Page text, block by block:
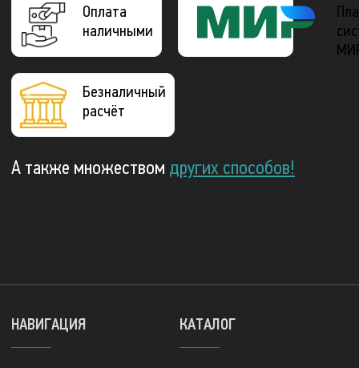
Оплата
наличными
Безналичный
расчёт
А также множеством других способов!
КАТАЛОГ
НАВИГАЦИЯ